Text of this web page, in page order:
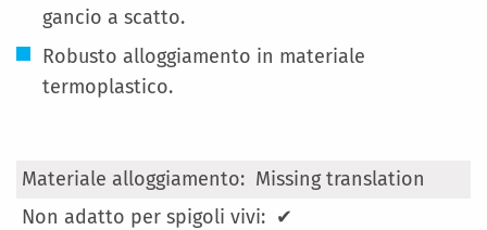
gancio a scatto.
Robusto alloggiamento in materiale
termoplastico.
Maggiori
Informazioni
Missing translation
✔